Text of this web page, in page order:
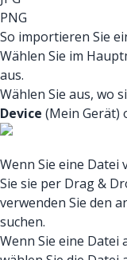
PNG
So importieren Sie
Wählen Sie im
aus.
Wählen Sie aus, wo
Device (Mein Gerät)
Wenn Sie eine
Sie sie per Drag &
verwenden Sie den
suchen.
Wenn Sie eine